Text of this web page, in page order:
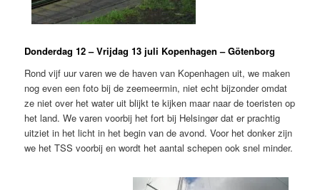
Donderdag 12 – Vrijdag 13 juli Kopenhagen – Götenborg
Rond vijf uur varen we de haven van Kopenhagen uit, we maken
nog even een foto bij de zeemeermin, niet echt bijzonder omdat
ze niet over het water uit blijkt te kijken maar naar de toeristen op
het land. We varen voorbij het fort bij Helsingør dat er prachtig
uitziet in het licht in het begin van de avond. Voor het donker zijn
we het TSS voorbij en wordt het aantal schepen ook snel minder.